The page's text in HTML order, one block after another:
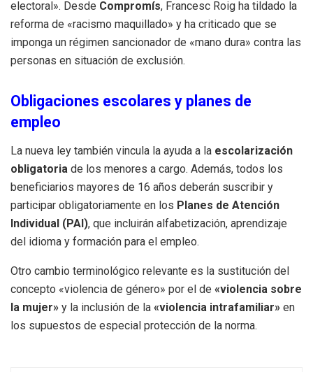
electoral». Desde Compromís, Francesc Roig ha tildado la
reforma de «racismo maquillado» y ha criticado que se
imponga un régimen sancionador de «mano dura» contra las
personas en situación de exclusión.
Obligaciones escolares y planes de
empleo
La nueva ley también vincula la ayuda a la escolarización
obligatoria de los menores a cargo. Además, todos los
beneficiarios mayores de 16 años deberán suscribir y
participar obligatoriamente en los Planes de Atención
Individual (PAI), que incluirán alfabetización, aprendizaje
del idioma y formación para el empleo.
Otro cambio terminológico relevante es la sustitución del
concepto «violencia de género» por el de «violencia sobre
la mujer» y la inclusión de la «violencia intrafamiliar» en
los supuestos de especial protección de la norma.